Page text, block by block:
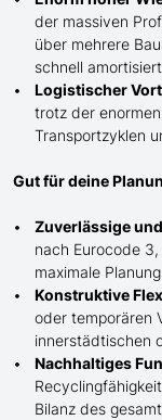
der massiven
über mehrere
schnell
Logistischer
trotz der
Transportzyklen
Gut für deine
Zuverlässige
nach Eurocode
maximale
Konstruktive
oder temporären
innerstädtischen
Nachhaltiges
Bilanz des